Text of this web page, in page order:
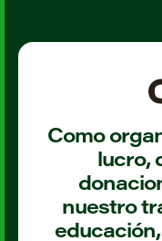
Como
lucro,
nuestro